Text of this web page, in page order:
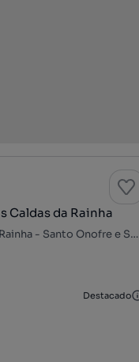
Caldas da Rainha
Rua Manuel Mafra - Bairro da Ponte, Caldas da Rainha - Santo Onofre e Serra do Bouro, Caldas da Rainha, Leiria
Destacado